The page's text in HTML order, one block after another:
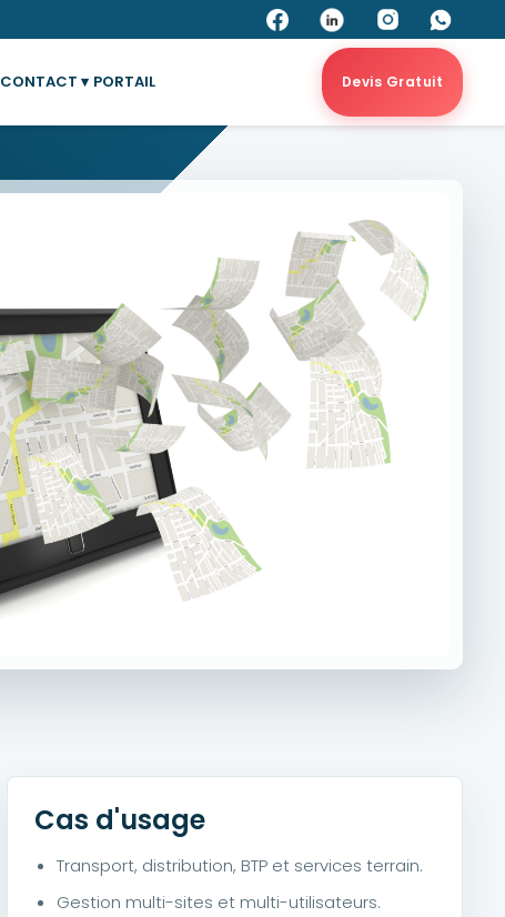
CONTACT ▾ PORTAIL Devis Gratuit
Cas d'usage
Transport, distribution, BTP et services terrain.
Gestion multi-sites et multi-utilisateurs.